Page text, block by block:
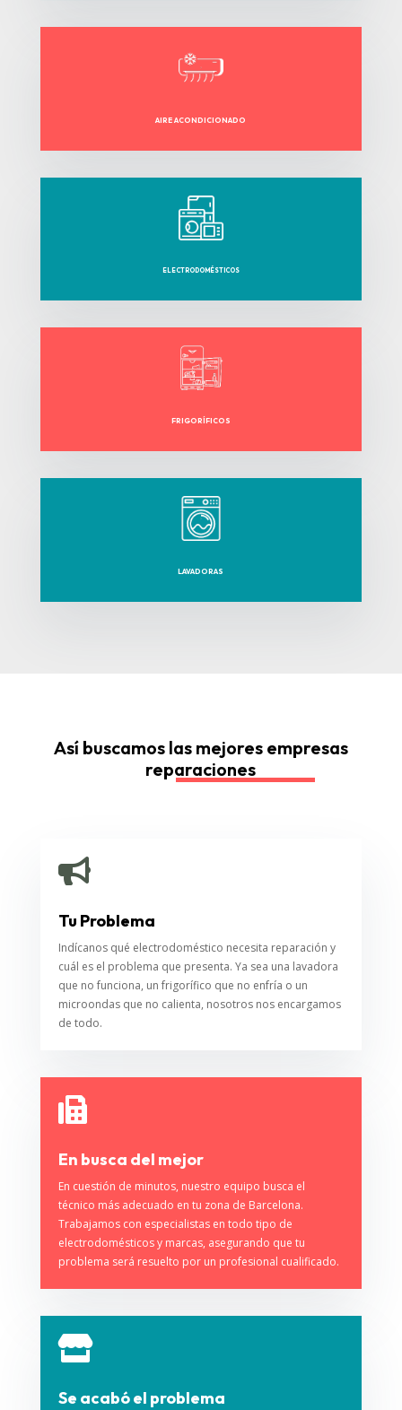
AIRE ACONDICIONADO
ELECTRODOMÉSTICOS
FRIGORÍFICOS
LAVADORAS
Así buscamos las mejores empresas
reparaciones

Tu Problema
Indícanos qué electrodoméstico necesita reparación y
cuál es el problema que presenta. Ya sea una lavadora
que no funciona, un frigorífico que no enfría o un
microondas que no calienta, nosotros nos encargamos
de todo.

En busca del mejor
En cuestión de minutos, nuestro equipo busca el
técnico más adecuado en tu zona de Barcelona.
Trabajamos con especialistas en todo tipo de
electrodomésticos y marcas, asegurando que tu
problema será resuelto por un profesional cualificado.

Se acabó el problema